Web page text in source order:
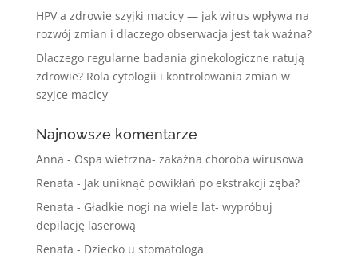
HPV a zdrowie szyjki macicy — jak wirus wpływa na
rozwój zmian i dlaczego obserwacja jest tak ważna?
Dlaczego regularne badania ginekologiczne ratują
zdrowie? Rola cytologii i kontrolowania zmian w
szyjce macicy
Najnowsze komentarze
Anna - Ospa wietrzna- zakaźna choroba wirusowa
Renata - Jak uniknąć powikłań po ekstrakcji zęba?
Renata - Gładkie nogi na wiele lat- wypróbuj
depilację laserową
Renata - Dziecko u stomatologa